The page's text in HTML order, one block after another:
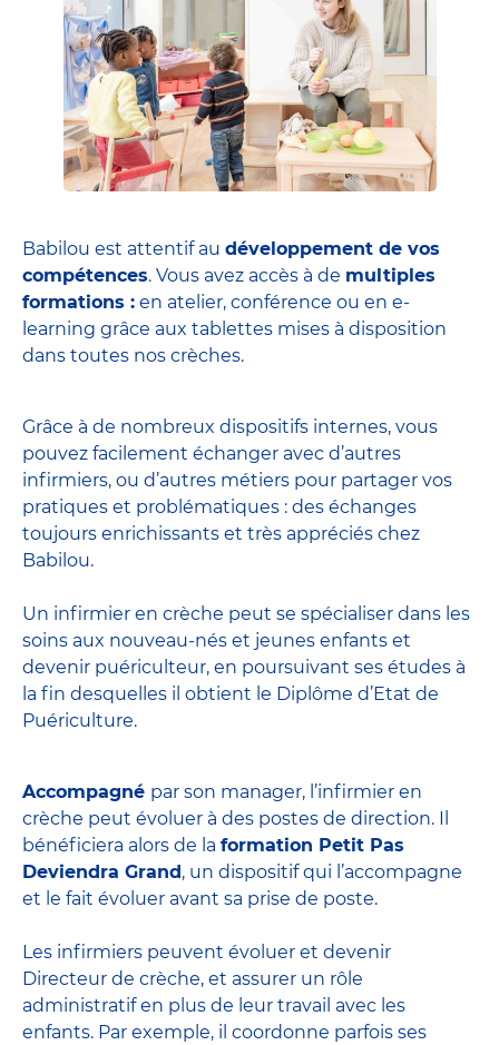
Babilou est attentif au développement de vos
compétences. Vous avez accès à de multiples
formations : en atelier, conférence ou en e-
learning grâce aux tablettes mises à disposition
dans toutes nos crèches.
Grâce à de nombreux dispositifs internes, vous
pouvez facilement échanger avec d’autres
infirmiers, ou d’autres métiers pour partager vos
pratiques et problématiques : des échanges
toujours enrichissants et très appréciés chez
Babilou.
Un infirmier en crèche peut se spécialiser dans les
soins aux nouveau-nés et jeunes enfants et
devenir puériculteur, en poursuivant ses études à
la fin desquelles il obtient le Diplôme d’Etat de
Puériculture.
Accompagné par son manager, l’infirmier en
crèche peut évoluer à des postes de direction. Il
bénéficiera alors de la formation Petit Pas
Deviendra Grand , un dispositif qui l’accompagne
et le fait évoluer avant sa prise de poste.
Les infirmiers peuvent évoluer et devenir
Directeur de crèche, et assurer un rôle
administratif en plus de leur travail avec les
enfants. Par exemple, il coordonne parfois ses